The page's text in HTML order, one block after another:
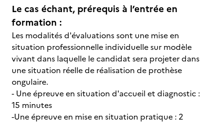
Le cas échant, prérequis à l’entrée en
formation :
Les modalités d'évaluations sont une mise en
situation professionnelle individuelle sur modèle
vivant dans laquelle le candidat sera projeter dans
une situation réelle de réalisation de prothèse
ongulaire.
- Une épreuve en situation d'accueil et diagnostic :
15 minutes
-Une épreuve en mise en situation pratique : 2